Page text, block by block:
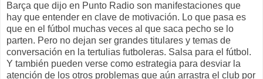
Barça que dijo en Punto Radio son manifestaciones que
hay que entender en clave de motivación. Lo que pasa es
que en el fútbol muchas veces al que saca pecho se lo
parten. Pero no dejan ser grandes titulares y temas de
conversación en la tertulias futboleras. Salsa para el fútbol.
Y también pueden verse como estrategia para desviar la
atención de los otros problemas que aún arrastra el club por